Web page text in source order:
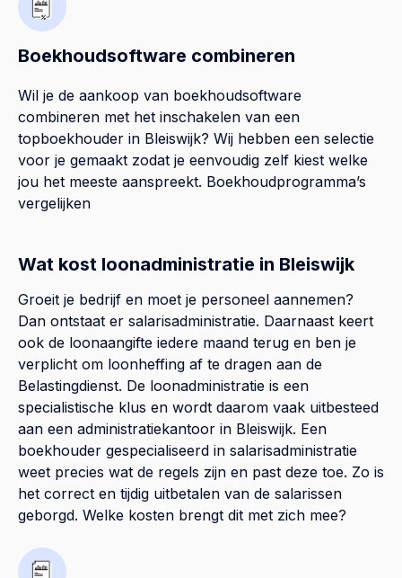
Boekhoudsoftware combineren
Wil je de aankoop van boekhoudsoftware
combineren met het inschakelen van een
topboekhouder in Bleiswijk? Wij hebben een selectie
voor je gemaakt zodat je eenvoudig zelf kiest welke
jou het meeste aanspreekt. Boekhoudprogramma’s
vergelijken
Wat kost loonadministratie in Bleiswijk
Groeit je bedrijf en moet je personeel aannemen?
Dan ontstaat er salarisadministratie. Daarnaast keert
ook de loonaangifte iedere maand terug en ben je
verplicht om loonheffing af te dragen aan de
Belastingdienst. De loonadministratie is een
specialistische klus en wordt daarom vaak uitbesteed
aan een administratiekantoor in Bleiswijk. Een
boekhouder gespecialiseerd in salarisadministratie
weet precies wat de regels zijn en past deze toe. Zo is
het correct en tijdig uitbetalen van de salarissen
geborgd. Welke kosten brengt dit met zich mee?